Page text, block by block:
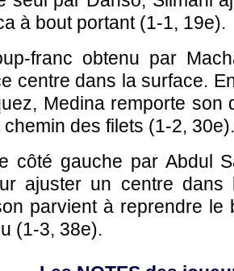
à bout portant (1-1, 19e).
franc obtenu par
centre dans la surface.
Medina remporte son
des filets (1-2, 30e).
côté gauche par Abdul
ajuster un centre dans
parvient à reprendre le
(1-3, 38e).